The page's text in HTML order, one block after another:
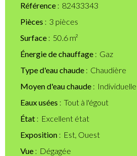
Référence
82433343
Pièces
3 pièces
Surface
50.6 m²
Énergie de chauffage
Gaz
Type d'eau chaude
Chaudière
Moyen d'eau chaude
Individuelle
Eaux usées
Tout à l'égout
État
Excellent état
Exposition
Est, Ouest
Vue
Dégagée